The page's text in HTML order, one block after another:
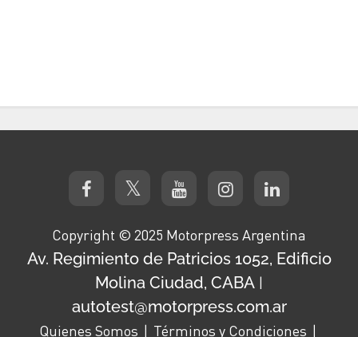
Copyright © 2025 Motorpress Argentina
Av. Regimiento de Patricios 1052, Edificio
Molina Ciudad, CABA |
autotest@motorpress.com.ar
Quienes Somos Términos y Condiciones